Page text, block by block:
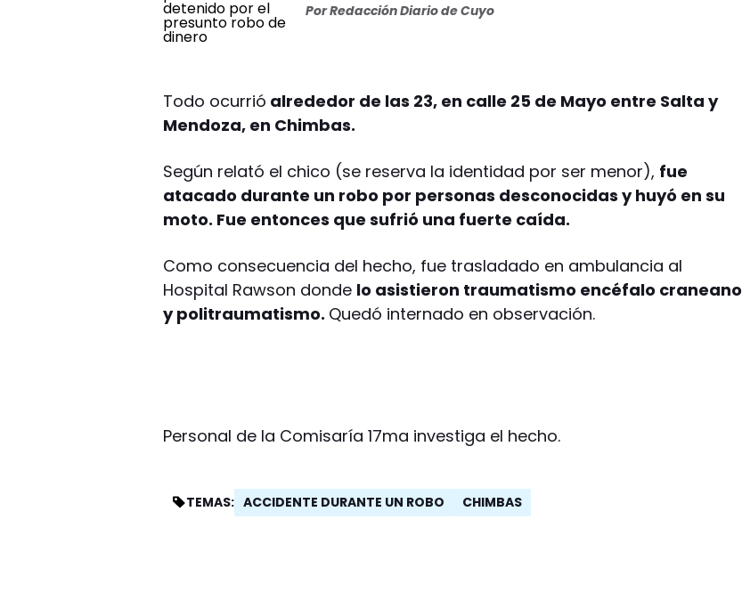
PorRedacción Diario de Cuyo
Todo ocurrió alrededor de las 23, en calle 25 de Mayo entre Salta y
Mendoza, en Chimbas.
Según relató el chico (se reserva la identidad por ser menor), fue
atacado durante un robo por personas desconocidas y huyó en su
moto. Fue entonces que sufrió una fuerte caída.
Como consecuencia del hecho, fue trasladado en ambulancia al
Hospital Rawson donde lo asistieron traumatismo encéfalo craneano
y politraumatismo. Quedó internado en observación.
Personal de la Comisaría 17ma investiga el hecho.
TEMAS: ACCIDENTE DURANTE UN ROBO CHIMBAS